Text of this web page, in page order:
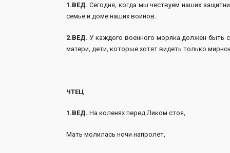
1.ВЕД. Сегодня, когда мы чествуем наших
семье и доме наших воинов.
2.ВЕД. У каждого военного моряка должен быть
матери, дети, которые хотят видеть только
ЧТЕЦ
1.ВЕД. На коленях перед Ликом стоя,
Мать молилась ночи напролет,